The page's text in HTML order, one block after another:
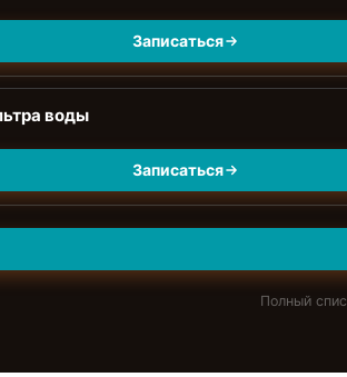
Записаться
воды
Записаться
Полный